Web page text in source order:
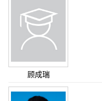
顾成瑞